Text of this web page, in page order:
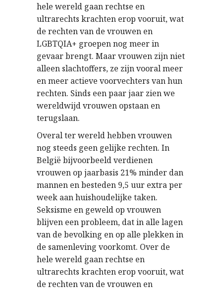
hele wereld gaan rechtse en
ultrarechts krachten erop vooruit, wat
de rechten van de vrouwen en
LGBTQIA+ groepen nog meer in
gevaar brengt. Maar vrouwen zijn niet
alleen slachtoffers, ze zijn vooral meer
en meer actieve voorvechters van hun
rechten. Sinds een paar jaar zien we
wereldwijd vrouwen opstaan en
terugslaan.
Overal ter wereld hebben vrouwen
nog steeds geen gelijke rechten. In
België bijvoorbeeld verdienen
vrouwen op jaarbasis 21% minder dan
mannen en besteden 9,5 uur extra per
week aan huishoudelijke taken.
Seksisme en geweld op vrouwen
blijven een probleem, dat in alle lagen
van de bevolking en op alle plekken in
de samenleving voorkomt. Over de
hele wereld gaan rechtse en
ultrarechts krachten erop vooruit, wat
de rechten van de vrouwen en